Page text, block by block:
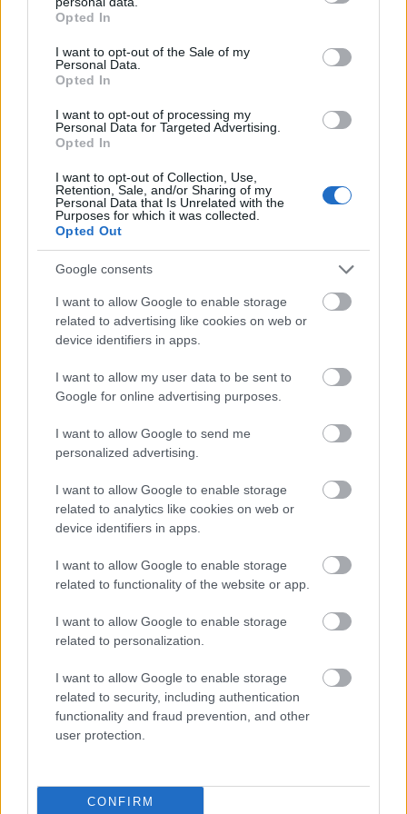
grant or deny consent to Google and its third-party tags to
use your data for below specified purposes in below Google
consent section.
Opted In
I want to opt-out of the Sale of my
Personal Data.
Opted In
I want to opt-out of processing my
Personal Data for Targeted Advertising.
Opted In
I want to opt-out of Collection, Use,
Retention, Sale, and/or Sharing of my
Personal Data that Is Unrelated with the
Purposes for which it was collected.
Opted Out
Google consents
I want to allow Google to enable storage
related to advertising like cookies on web or
device identifiers in apps.
I want to allow my user data to be sent to
Google for online advertising purposes.
I want to allow Google to send me
personalized advertising.
I want to allow Google to enable storage
related to analytics like cookies on web or
device identifiers in apps.
I want to allow Google to enable storage
related to functionality of the website or app.
I want to allow Google to enable storage
related to personalization.
I want to allow Google to enable storage
related to security, including authentication
functionality and fraud prevention, and other
user protection.
CONFIRM
ΠΟΛΙΤΙΚΗ
Αχαΐα χωρίς εκλογική κυριαρχία – Η πρόθεση
ψήφου, τα κόμματα και ο Σαμαράς
ΤΟΠΙΚΑ ΝΕΑ
Η Αχαΐα μιλά: Η νέα μεγάλη δημοσκόπηση της
Data Consultants